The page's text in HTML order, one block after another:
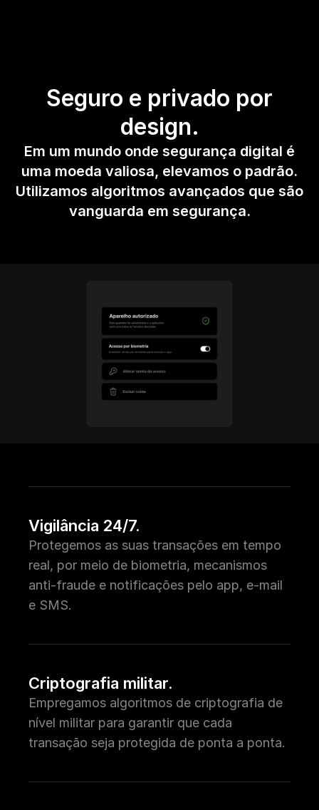
Seguro e privado por
design.
Em um mundo onde segurança digital é
uma moeda valiosa, elevamos o padrão.
Utilizamos algoritmos avançados que são
vanguarda em segurança.
Vigilância 24/7.
Protegemos as suas transações em tempo
real, por meio de biometria, mecanismos
anti-fraude e notificações pelo app, e-mail
e SMS.
Criptografia militar.
Empregamos algoritmos de criptografia de
nível militar para garantir que cada
transação seja protegida de ponta a ponta.